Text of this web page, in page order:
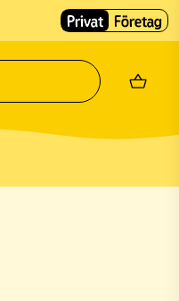
Privat Företag